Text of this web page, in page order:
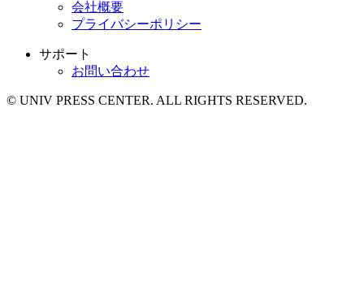
会社概要
プライバシーポリシー
サポート
お問い合わせ
© UNIV PRESS CENTER. ALL RIGHTS RESERVED.